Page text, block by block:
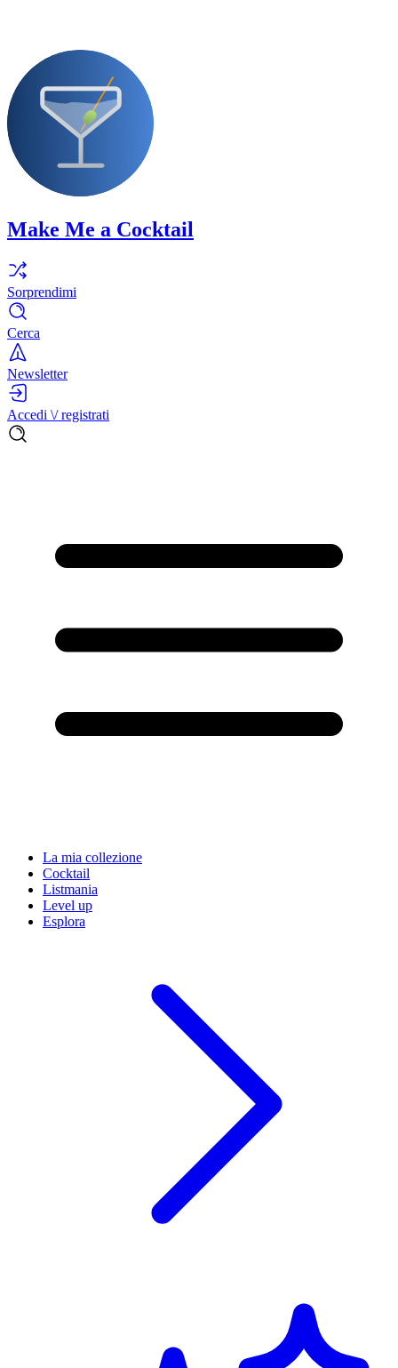
Make Me a Cocktail
Sorprendimi
Cerca
Newsletter
Accedi \/ registrati
La mia collezione
Cocktail
Listmania
Level up
Esplora